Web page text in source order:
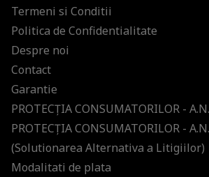
Termeni si Conditii
Politica de Confidentialitate
Despre noi
Contact
Garantie
PROTECŢIA CONSUMATORILOR -
PROTECŢIA CONSUMATORILOR -
(Solutionarea Alternativa a Litigiilor)
Modalitati de plata